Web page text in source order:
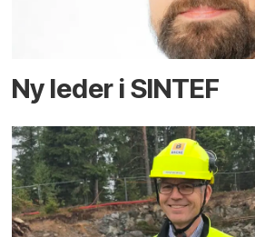
Ny leder i SINTEF